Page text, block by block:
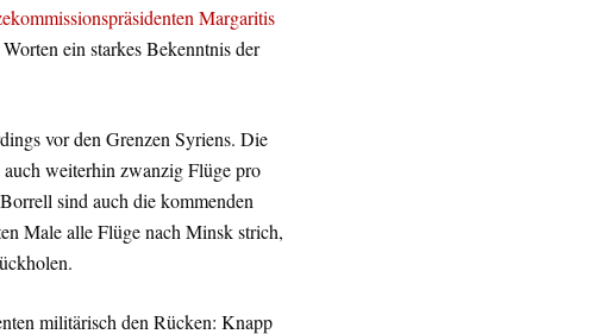
Margaritis
ein starkes Bekenntnis der
vor den Grenzen Syriens. Die
weiterhin zwanzig Flüge pro
sind auch die kommenden
Male alle Flüge nach Minsk strich,
militärisch den Rücken: Knapp